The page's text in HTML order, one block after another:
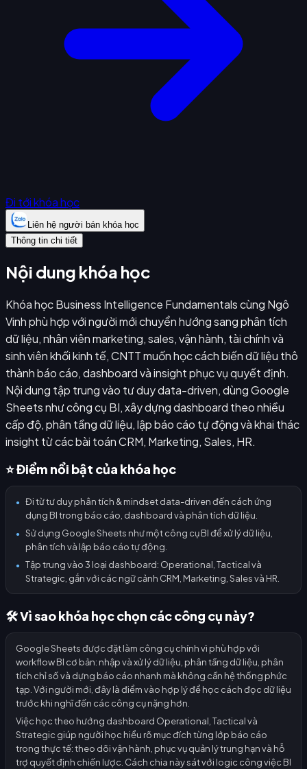
Đi tới khóa học
Liên hệ người bán khóa học
Thông tin chi tiết
Nội dung khóa học
Khóa học Business Intelligence Fundamentals cùng Ngô
Vinh phù hợp với người mới chuyển hướng sang phân tích
dữ liệu, nhân viên marketing, sales, vận hành, tài chính và
sinh viên khối kinh tế, CNTT muốn học cách biến dữ liệu thô
thành báo cáo, dashboard và insight phục vụ quyết định.
Nội dung tập trung vào tư duy data-driven, dùng Google
Sheets như công cụ BI, xây dựng dashboard theo nhiều
cấp độ, phân tầng dữ liệu, lập báo cáo tự động và khai thác
insight từ các bài toán CRM, Marketing, Sales, HR.
⭐ Điểm nổi bật của khóa học
●
Đi từ tư duy phân tích & mindset data-driven đến cách ứng
dụng BI trong báo cáo, dashboard và phân tích dữ liệu.
●
Sử dụng Google Sheets như một công cụ BI để xử lý dữ liệu,
phân tích và lập báo cáo tự động.
●
Tập trung vào 3 loại dashboard: Operational, Tactical và
Strategic, gắn với các ngữ cảnh CRM, Marketing, Sales và HR.
🛠️ Vì sao khóa học chọn các công cụ này?
Google Sheets được đặt làm công cụ chính vì phù hợp với
workflow BI cơ bản: nhập và xử lý dữ liệu, phân tầng dữ liệu, phân
tích chỉ số và dựng báo cáo nhanh mà không cần hệ thống phức
tạp. Với người mới, đây là điểm vào hợp lý để học cách đọc dữ liệu
trước khi nghĩ đến các công cụ nặng hơn.
Việc học theo hướng dashboard Operational, Tactical và
Strategic giúp người học hiểu rõ mục đích từng lớp báo cáo
trong thực tế: theo dõi vận hành, phục vụ quản lý trung hạn và hỗ
trợ quyết định chiến lược. Cách chia này sát với logic công việc BI